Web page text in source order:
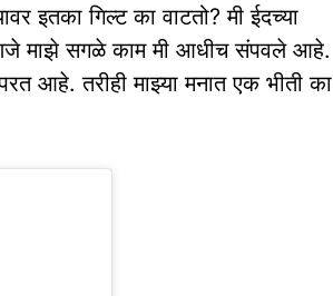
इतका गिल्ट का वाटतो? मी ईदच्या
माझे सगळे काम मी आधीच संपवले आहे.
आहे. तरीही माझ्या मनात एक भीती का